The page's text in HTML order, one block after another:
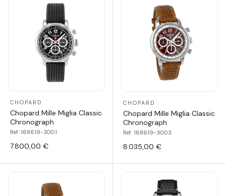
CHOPARD
Chopard Mille Miglia Classic
Chronograph
Ref. 168619-3001
7.800,00 €
CHOPARD
Chopard Mille Miglia Classic
Chronograph
Ref. 168619-3003
8.035,00 €